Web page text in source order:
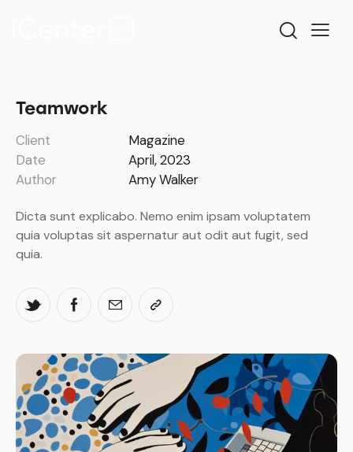
Teamwork
Client
Magazine
Date
April, 2023
Author
Amy Walker
Dicta sunt explicabo. Nemo enim ipsam voluptatem
quia voluptas sit aspernatur aut odit aut fugit, sed
quia.